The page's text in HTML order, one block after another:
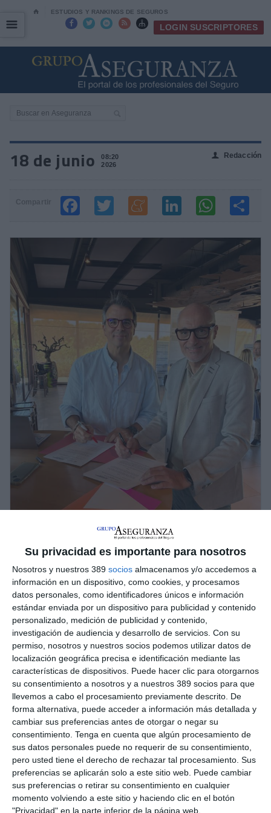
Su privacidad es importante para nosotros
Nosotros y nuestros 389 socios almacenamos y/o accedemos a
información en un dispositivo, como cookies, y procesamos
datos personales, como identificadores únicos e información
estándar enviada por un dispositivo para publicidad y contenido
personalizado, medición de publicidad y contenido,
investigación de audiencia y desarrollo de servicios. Con su
permiso, nosotros y nuestros socios podemos utilizar datos de
localización geográfica precisa e identificación mediante las
características de dispositivos. Puede hacer clic para otorgarnos
su consentimiento a nosotros y a nuestros 389 socios para que
llevemos a cabo el procesamiento previamente descrito. De
forma alternativa, puede acceder a información más detallada y
cambiar sus preferencias antes de otorgar o negar su
consentimiento. Tenga en cuenta que algún procesamiento de
sus datos personales puede no requerir de su consentimiento,
pero usted tiene el derecho de rechazar tal procesamiento. Sus
preferencias se aplicarán solo a este sitio web. Puede cambiar
sus preferencias o retirar su consentimiento en cualquier
momento volviendo a este sitio y haciendo clic en el botón
"Privacidad" en la parte inferior de la página web.
⌂ ESTUDIOS Y RANKINGS DE SEGUROS
     LOGIN SUSCRIPTORES
☰
☰
18 de junio
08:20
2026
👤 Redacción
Mutuacat y el Colegio de Tarragona
renuevan su colaboración
ElColegio de Tarragonay Mutuacathan renovado su
convenio de colaboración durante la Fiesta Anual del Colegio.
La renovación de este convenio consolida una relación basada
en laproximidad, la confianza y el compromisocon la
calidad del servicio al mutualista y abre la puerta a nuevas
líneas de colaboración.
En este sentido, el acuerdo prevé continuar impulsando
iniciativas de formación continua para los colegiados, así
como facilitar el
acceso a soluciones aseguradoras
, especialmente en ámbitos donde Mutuacat es
referente, como los seguros deportivos y de ocio, un segmento
con gran potencial en la provinica.
El acuerdo fue firmado por el presidente del Colegio,Álex
Mestre, y por el adjunto a la Dirección General de Mutuacat,
Leo Martínez, quien destacó "la importancia de continuar